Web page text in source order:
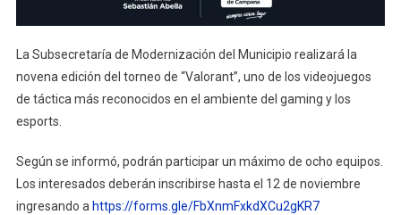
La Subsecretaría de Modernización del Municipio realizará la
novena edición del torneo de “Valorant”, uno de los videojuegos
de táctica más reconocidos en el ambiente del gaming y los
esports.
Según se informó, podrán participar un máximo de ocho equipos.
Los interesados deberán inscribirse hasta el 12 de noviembre
ingresando a https://forms.gle/FbXnmFxkdXCu2gKR7